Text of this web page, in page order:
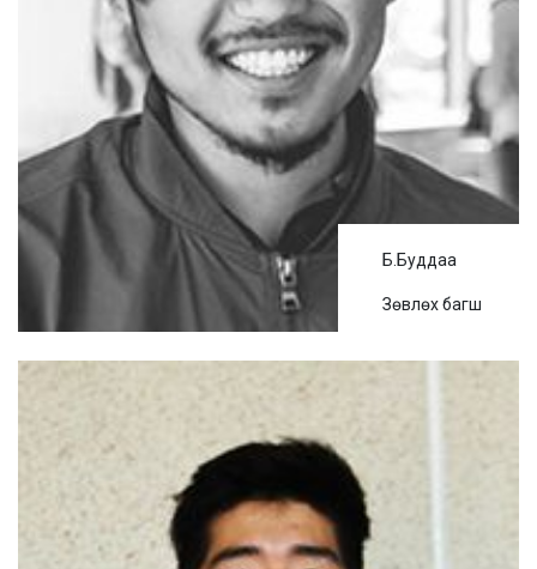
Б.Буддаа
Зөвлөх багш